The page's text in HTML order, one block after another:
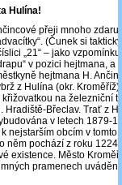
Hulína!
přeji mnoho
(Čunek si
„21“ – jako
v pozici hejtmana, a
hejtmana H.
z Hulína (okr.
na železniční
Hradiště-Břeclav. Trať z
v letech 1879-
nejstarším obcím v tomto
něm pochází z roku
existence. Město
pramenech